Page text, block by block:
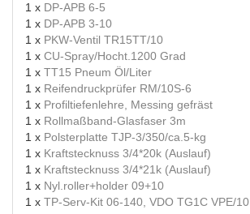
1 x DP-APB 6-5
1 x DP-APB 3-10
1 x PKW-Ventil TR15TT/10
1 x CU-Spray/Hocht.1200 Grad
1 x TT15 Pneum Öl/Liter
1 x Reifendruckprüfer RM/10S-6
1 x Profiltiefenlehre, Messing gefräst
1 x Rollmaßband-Glasfaser 3m
1 x Polsterplatte TJP-3/350/ca.5-kg
1 x Kraftstecknuss 3/4*20k (Auslauf)
1 x Kraftstecknuss 3/4*21k (Auslauf)
1 x Nyl.roller+holder 09+10
1 x TP-Serv-Kit 06-140, VDO TG1C VPE/10